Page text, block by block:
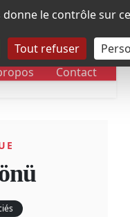
le contrôle sur
Tout refuser
CHRONOLOGIE
Contact